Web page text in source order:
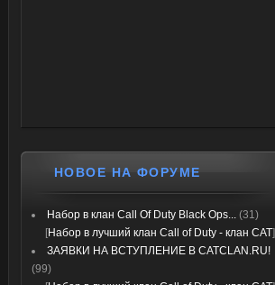
НОВОЕ НА ФОРУМЕ
Набор в клан Call Of Duty Black Ops... (31)
[Набор в лучший клан Call of Duty - клан CAT]
ЗАЯВКИ НА ВСТУПЛЕНИЕ В CATCLAN.RU!
(99)